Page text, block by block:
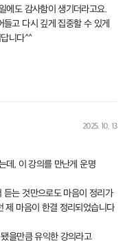
에도 감사함이 생기더라고요.
고 다시 깊게 집중할 수 있게
니다^^
2025. 10. 13
데, 이 강의를 만난게 운명
듣는 것만으로도 마음이 정리가
제 마음이 한결 정리되었습니다
을만큼 유익한 강의라고